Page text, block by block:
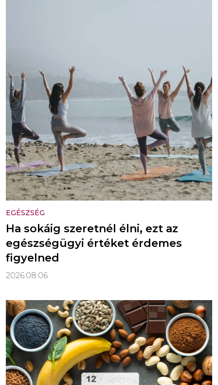
EGÉSZSÉG
Ha sokáig szeretnél élni, ezt az
egészségügyi értéket érdemes
figyelned
2026.08.06.